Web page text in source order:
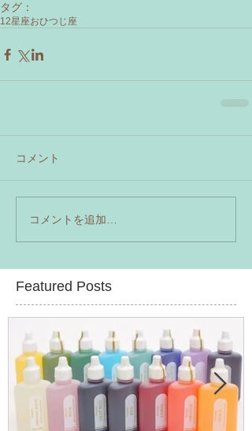
タグ：
12星座おひつじ座
コメント
コメントを追加…
Featured Posts